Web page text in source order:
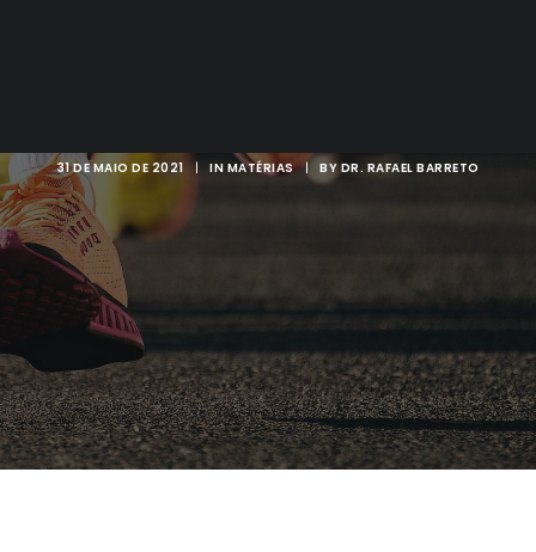
31 DE MAIO DE 2021 | IN MATÉRIAS | BYDR. RAFAEL BARRETO